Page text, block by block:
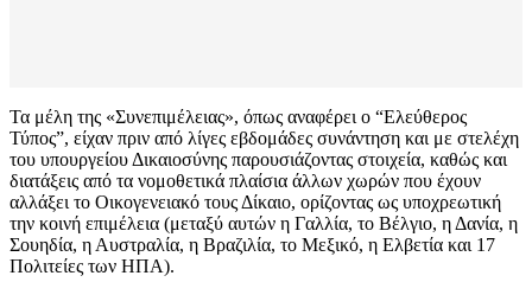
Τα μέλη της «Συνεπιμέλειας», όπως αναφέρει ο “Ελεύθερος
Τύπος”, είχαν πριν από λίγες εβδομάδες συνάντηση και με στελέχη
του υπουργείου Δικαιοσύνης παρουσιάζοντας στοιχεία, καθώς και
διατάξεις από τα νομοθετικά πλαίσια άλλων χωρών που έχουν
αλλάξει το Οικογενειακό τους Δίκαιο, ορίζοντας ως υποχρεωτική
την κοινή επιμέλεια (μεταξύ αυτών η Γαλλία, το Βέλγιο, η Δανία, η
Σουηδία, η Αυστραλία, η Βραζιλία, το Μεξικό, η Ελβετία και 17
Πολιτείες των ΗΠΑ).